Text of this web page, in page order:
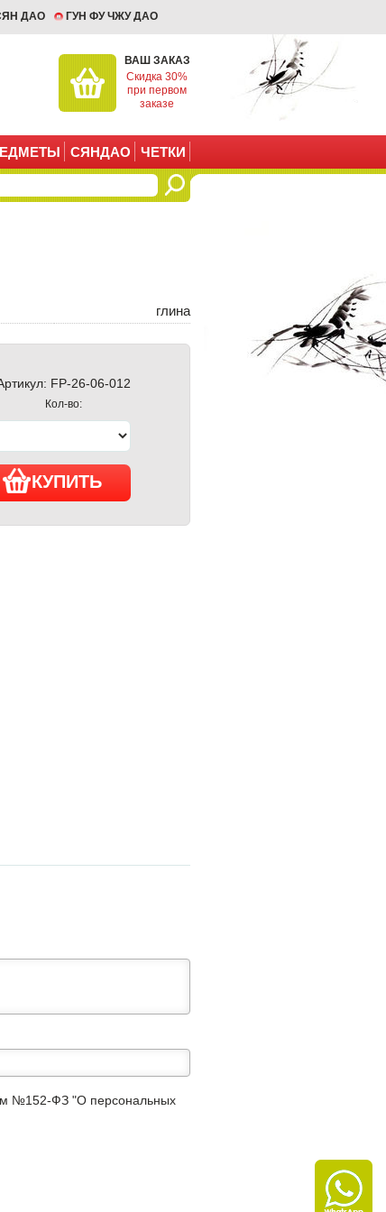
ДАО ГУН ФУ ЧЖУ ДАО
ВАШ ЗАКАЗ
Скидка 30%
при первом
заказе
СЯНДАО ЧЕТКИ
глина
FP-26-06-012
Кол-во:
КУПИТЬ
№152-ФЗ "О персональных